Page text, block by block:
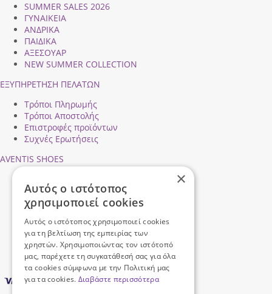
SUMMER SALES 2026
ΓΥΝΑΙΚΕΙΑ
ΑΝΔΡΙΚΑ
ΠΑΙΔΙΚΑ
ΑΞΕΣΟΥΑΡ
NEW SUMMER COLLECTION
ΕΞΥΠΗΡΕΤΗΣΗ ΠΕΛΑΤΩΝ
Τρόποι Πληρωμής
Τρόποι Αποστολής
Επιστροφές προϊόντων
Συχνές Ερωτήσεις
AVENTIS SHOES
Ασφάλεια Συναλλαγών
Προσωπικά Δεδομένα
Όροι Χρήσης
×
Αυτός ο ιστότοπος
χρησιμοποιεί cookies
Αυτός ο ιστότοπος χρησιμοποιεί cookies
για τη βελτίωση της εμπειρίας των
χρηστών. Χρησιμοποιώντας τον ιστότοπό
μας, παρέχετε τη συγκατάθεσή σας για όλα
τα cookies σύμφωνα με την Πολιτική μας
για τα cookies. Διαβάστε περισσότερα